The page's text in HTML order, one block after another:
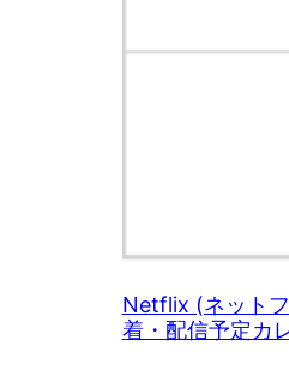
Netflix (ネット
着・配信予定カ